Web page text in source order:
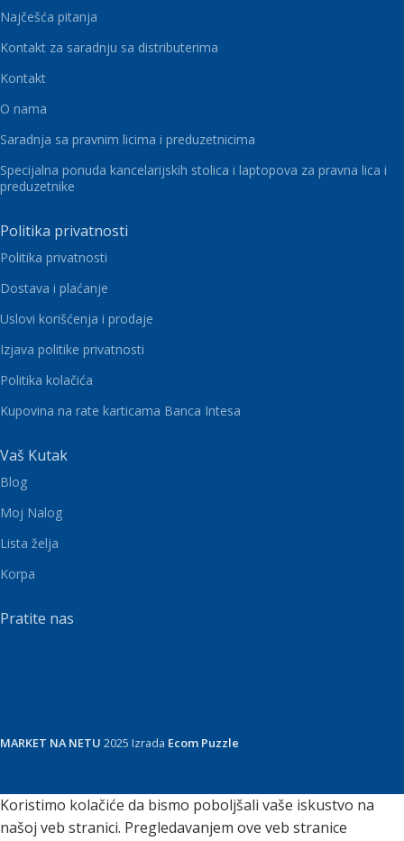
Najčešća pitanja
Kontakt za saradnju sa distributerima
Kontakt
O nama
Saradnja sa pravnim licima i preduzetnicima
Specijalna ponuda kancelarijskih stolica i laptopova za pravna lica i
preduzetnike
Politika privatnosti
Politika privatnosti
Dostava i plaćanje
Uslovi korišćenja i prodaje
Izjava politike privatnosti
Politika kolačića
Kupovina na rate karticama Banca Intesa
Vaš Kutak
Blog
Moj Nalog
Lista želja
Korpa
Pratite nas
MARKET NA NETU 2025 Izrada Ecom Puzzle
Koristimo kolačiće da bismo poboljšali vaše iskustvo na
našoj veb stranici. Pregledavanjem ove veb stranice